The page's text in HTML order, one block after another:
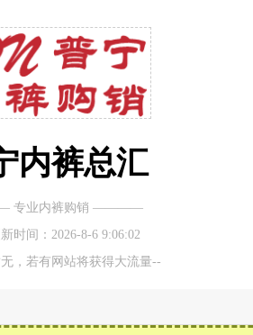
内裤总汇
业内裤购销 ————
时间：2026-8-6 9:06:02
，若有网站将获得大流量--